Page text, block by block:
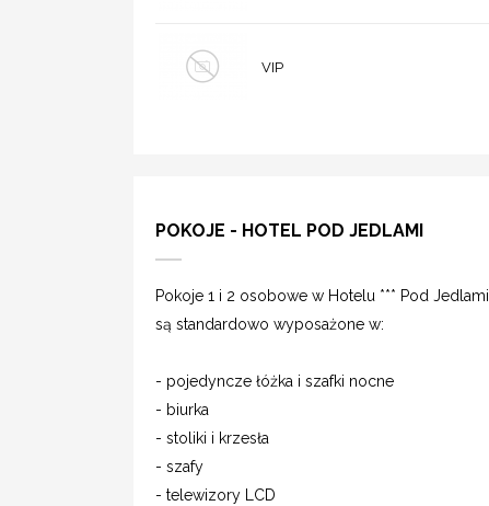
VIP
POKOJE - HOTEL POD JEDLAMI
Pokoje 1 i 2 osobowe w Hotelu *** Pod Jedlami
są standardowo wyposażone w:
- pojedyncze łóżka i szafki nocne
- biurka
- stoliki i krzesła
- szafy
- telewizory LCD